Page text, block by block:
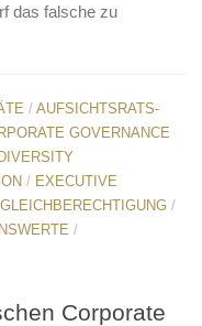
das falsche zu
/ AUFSICHTSRATS-
GOVERNANCE
DIVERSITY
/ EXECUTIVE
GLEICHBERECHTIGUNG /
/
Corporate